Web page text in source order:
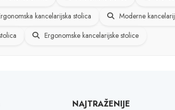
kancelarijska stolica Moderne
Ergonomske kancelarijske stolice
NAJTRAŽENIJE